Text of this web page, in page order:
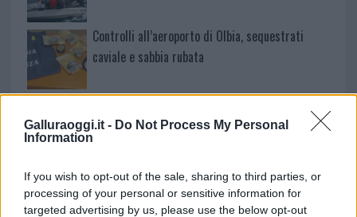
Galluraoggi.it - Do Not Process My Personal
Information
If you wish to opt-out of the sale, sharing to third parties, or
processing of your personal or sensitive information for
targeted advertising by us, please use the below opt-out
Controlli all’aeroporto di Olbia, sequestrati
caviale e sabbia rubata
in Europa: classifica dei 5 centri di riferimento
pe…
Incendi, a San Pasquale arriva il Campo Base:
l’inaugurazione